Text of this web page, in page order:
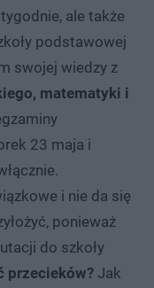
ale także
podstawowej
swojej wiedzy z
matematyki i
23 maja i
i nie da się
ponieważ
do szkoły
przecieków? Jak